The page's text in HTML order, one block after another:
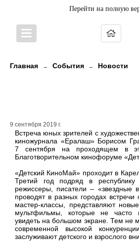
Перейти на полную
Главная → События → Новости
9 сентября 2019 г.
Встреча юных зрителей с
киножурнала «Ералаш» Борисом
7 сентября на проходящем в
Благотворительном кинофоруме
«Детский КиноМай» проходит в
Третий год подряд в республику
режиссеры, писатели – «звездные
проводят в разных городах
мастер-классы, представляют
мультфильмы, которые не
увидеть на большом экране. Тем не
современной высокой
заслуживают детского и взрослого